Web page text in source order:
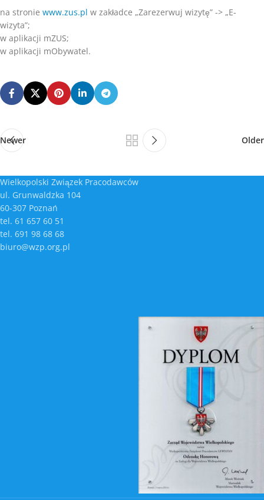
na stronie www.zus.pl w zakładce „Zarezerwuj wizytę” -> „E-
wizyta”;
w aplikacji mZUS;
w aplikacji mObywatel.
Newer Older
Wielkopolski Związek Pracodawców
ul. Grunwaldzka 104
60-307 Poznań
tel. 61 657 60 51
tel. 691 98 68 68
biuro@wzp.org.pl